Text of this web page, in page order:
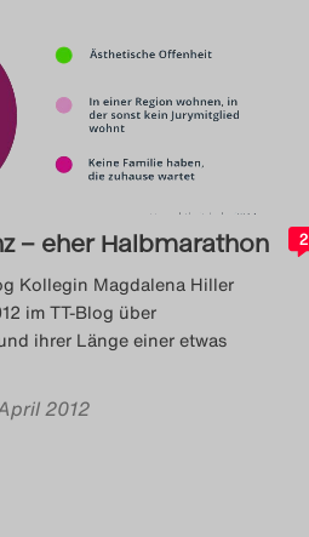
Blog
– eher Halbmarathon 2
Kollegin Magdalena Hiller
im TT-Blog über
ihrer Länge einer etwas
2012